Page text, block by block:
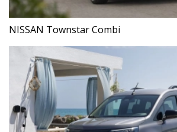
NISSAN Townstar Combi